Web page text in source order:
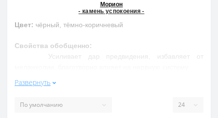
Морион
- камень успокоения -
Цвет: чёрный, тёмно-коричневый
Свойства обобщенно:
Усиливает дар предвидения, избавляет от
Развернуть